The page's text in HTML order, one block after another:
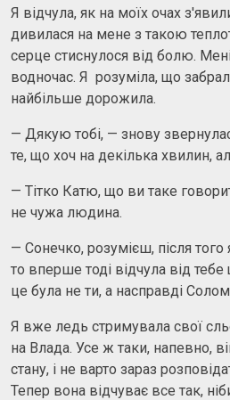
Я відчула, як на моїх очах
дивилася на мене з такою
серце стиснулося від болю.
водночас. Я розуміла, що
найбільше дорожила.
— Дякую тобі, — знову
те, що хоч на декілька хвилин,
— Тітко Катю, що ви таке
не чужа людина.
— Сонечко, розумієш, після того
то вперше тоді відчула від тебе
це була не ти, а насправді
Я вже ледь стримувала свої
на Влада. Усе ж таки, напевно,
стану, і не варто зараз
Тепер вона відчуває все так,